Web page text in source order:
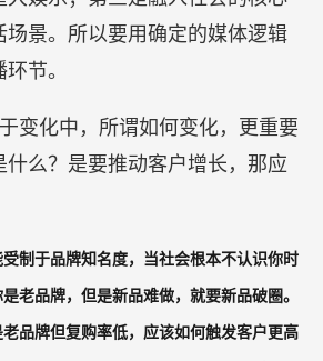
真正的原理。广告其实就干两
件反射，在消费者大脑中瞬间
是在消费者心智中形成认知偏
第一，开创一个社会重大事件；
大娱乐；第三是融入社会的核心
场景。所以要用确定的媒体逻辑